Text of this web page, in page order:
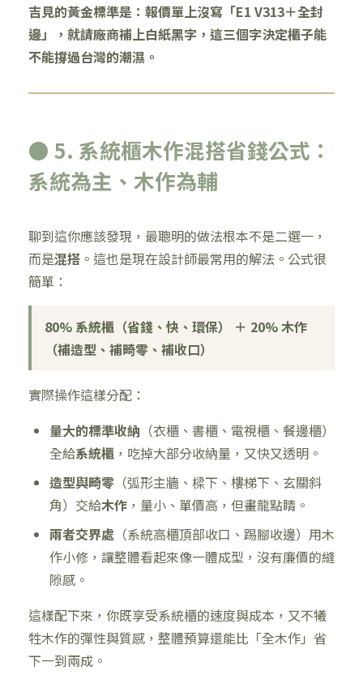
吉見的黃金標準是：報價單上沒寫「E1 V313＋全封
邊」，就請廠商補上白紙黑字，這三個字決定櫃子能
不能撐過台灣的潮濕。
● 5. 系統櫃木作混搭省錢公式：
系統為主、木作為輔
聊到這你應該發現，最聰明的做法根本不是二選一，
而是混搭 。這也是現在設計師最常用的解法。公式很
簡單：
80% 系統櫃（省錢、快、環保） ＋ 20% 木作
（補造型、補畸零、補收口）
實際操作這樣分配：
量大的標準收納 （衣櫃、書櫃、電視櫃、餐邊櫃）
全給系統櫃，吃掉大部分收納量，又快又透明。
造型與畸零 （弧形主牆、樑下、樓梯下、玄關斜
角）交給木作，量小、單價高，但畫龍點睛。
兩者交界處（系統高櫃頂部收口、踢腳收邊）用木
作小修，讓整體看起來像一體成型，沒有廉價的縫
隙感。
這樣配下來，你既享受系統櫃的速度與成本，又不犧
牲木作的彈性與質感，整體預算還能比「全木作」省
下一到兩成。